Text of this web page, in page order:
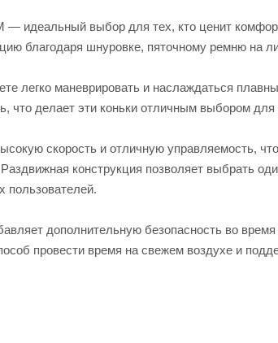
— идеальный выбор для тех, кто ценит
благодаря шнуровке, пяточному ремню на
легко маневрировать и наслаждаться
что делает эти коньки отличным выбором
скорость и отличную управляемость,
конструкция позволяет выбрать
пользователей.
дополнительную безопасность во
провести время на свежем воздухе и